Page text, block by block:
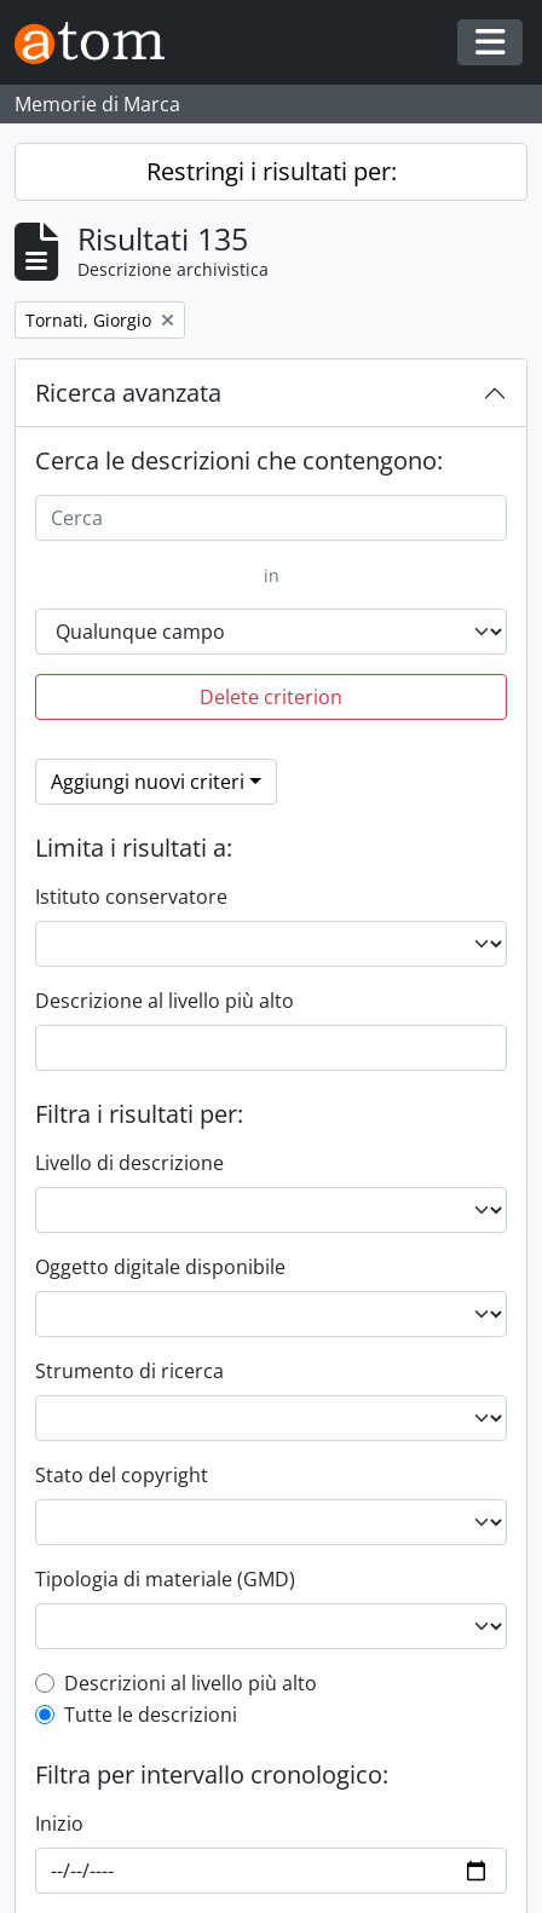
Skip to main content
Memorie di Marca
Restringi i risultati per:
Risultati 135
Descrizione archivistica
Remove filter:
Tornati, Giorgio
Ricerca avanzata
Cerca le descrizioni che contengono:
in
Delete criterion
Aggiungi nuovi criteri
Limita i risultati a:
Istituto conservatore
Descrizione al livello più alto
Filtra i risultati per:
Livello di descrizione
Oggetto digitale disponibile
Strumento di ricerca
Stato del copyright
Tipologia di materiale (GMD)
Top-level description filter
Descrizioni al livello più alto
Tutte le descrizioni
Filtra per intervallo cronologico:
Inizio